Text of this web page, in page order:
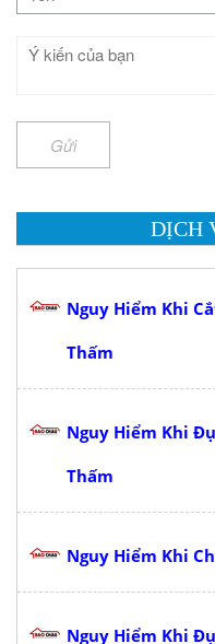
Gửi
DỊCH
Nguy Hiểm Khi
Thấm
Nguy Hiểm Khi
Thấm
Nguy Hiểm Khi
Nguy Hiểm Khi